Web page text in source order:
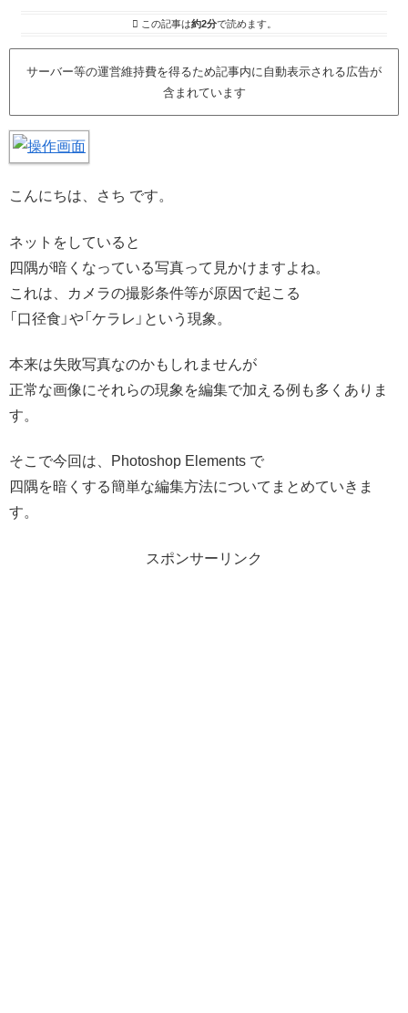
この記事は約2分で読めます。
サーバー等の運営維持費を得るため記事内に自動表示される広告が
含まれています
こんにちは、さち です。
ネットをしていると
四隅が暗くなっている写真って見かけますよね。
これは、カメラの撮影条件等が原因で起こる
「口径食」や「ケラレ」という現象。
本来は失敗写真なのかもしれませんが
正常な画像にそれらの現象を編集で加える例も多くありま
す。
そこで今回は、Photoshop Elements で
四隅を暗くする簡単な編集方法についてまとめていきま
す。
スポンサーリンク